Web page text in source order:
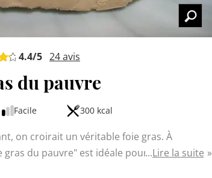
4.4/5 24avis
du pauvre
Facile 300 kcal
on croirait un véritable foie gras. À
du pauvre" est idéale pour épater vos
Lire la suite